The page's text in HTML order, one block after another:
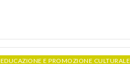
EDUCAZIONE E PROMOZIONE CULTURALE